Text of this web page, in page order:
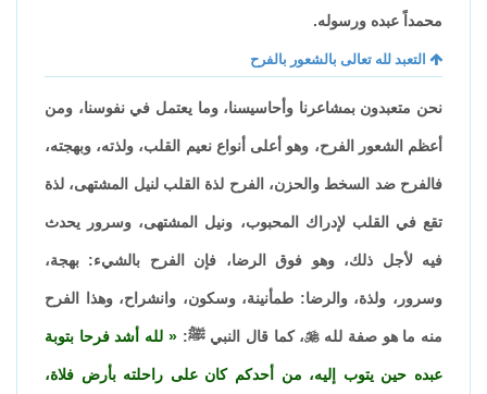
محمداً عبده ورسوله.
التعبد لله تعالى بالشعور بالفرح
نحن متعبدون بمشاعرنا وأحاسيسنا، وما يعتمل في نفوسنا، ومن
أعظم الشعور الفرح، وهو أعلى أنواع نعيم القلب، ولذته، وبهجته،
فالفرح ضد السخط والحزن، الفرح لذة القلب لنيل المشتهى، لذة
تقع في القلب لإدراك المحبوب، ونيل المشتهى، وسرور يحدث
فيه لأجل ذلك، وهو فوق الرضا، فإن الفرح بالشيء: بهجة،
وسرور، ولذة، والرضا: طمأنينة، وسكون، وانشراح، وهذا الفرح
منه ما هو صفة لله، كما قال النبي ﷺ: لله أشد فرحا بتوبة
عبده حين يتوب إليه، من أحدكم كان على راحلته بأرض فلاة،